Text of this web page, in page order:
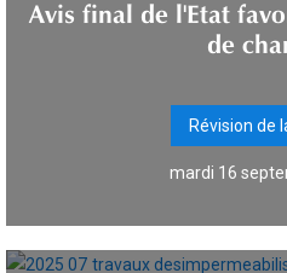
Avis final de l'Etat
de
Révision de
mardi 16